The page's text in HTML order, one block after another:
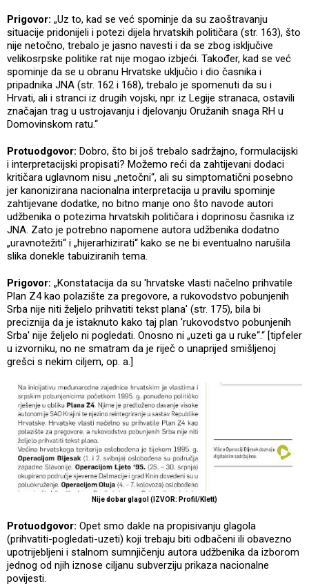
Prigovor: „Uz to, kad se već spominje da su zaoštravanju
situacije pridonijeli i potezi dijela hrvatskih političara (str. 163), što
nije netočno, trebalo je jasno navesti i da se zbog isključive
velikosrpske politike rat nije mogao izbjeći. Također, kad se već
spominje da se u obranu Hrvatske uključio i dio časnika i
pripadnika JNA (str. 162 i 168), trebalo je spomenuti da su i
Hrvati, ali i stranci iz drugih vojski, npr. iz Legije stranaca, ostavili
značajan trag u ustrojavanju i djelovanju Oružanih snaga RH u
Domovinskom ratu.“
Protuodgovor: Dobro, što bi još trebalo sadržajno, formulacijski
i interpretacijski propisati? Možemo reći da zahtijevani dodaci
kritičara uglavnom nisu „netočni“, ali su simptomatični posebno
jer kanonizirana nacionalna interpretacija u pravilu spominje
zahtijevane dodatke, no bitno manje ono što navode autori
udžbenika o potezima hrvatskih političara i doprinosu časnika iz
JNA. Zato je potrebno napomene autora udžbenika dodatno
„uravnotežiti“ i „hijerarhizirati“ kako se ne bi eventualno narušila
slika donekle tabuiziranih tema.
Prigovor: „Konstatacija da su 'hrvatske vlasti načelno prihvatile
Plan Z4 kao polazište za pregovore, a rukovodstvo pobunjenih
Srba nije niti željelo prihvatiti tekst plana' (str. 175), bila bi
preciznija da je istaknuto kako taj plan 'rukovodstvo pobunjenih
Srba' nije željelo ni pogledati. Onosno ni „uzeti ga u ruke“.“ [tipfeler
u izvorniku, no ne smatram da je riječ o unaprijed smišljenoj
grešci s nekim ciljem, op. a.]
Nije dobar glagol (IZVOR: Profil/Klett)
Protuodgovor: Opet smo dakle na propisivanju glagola
(prihvatiti-pogledati-uzeti) koji trebaju biti odbačeni ili obavezno
upotrijebljeni i stalnom sumnjičenju autora udžbenika da izborom
jednog od njih iznose ciljanu subverziju prikaza nacionalne
povijesti.